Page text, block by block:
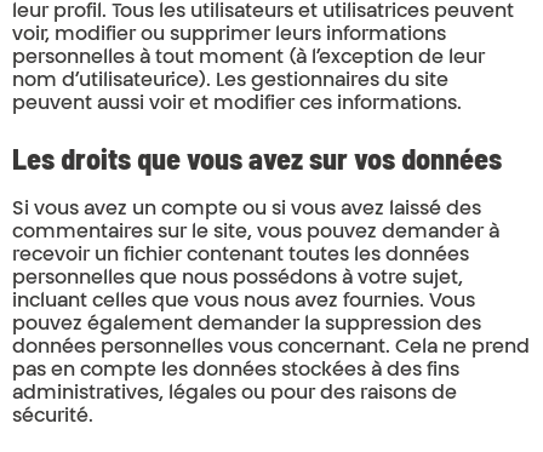
leur profil. Tous les utilisateurs et utilisatrices peuvent
voir, modifier ou supprimer leurs informations
personnelles à tout moment (à l’exception de leur
nom d’utilisateur·ice). Les gestionnaires du site
peuvent aussi voir et modifier ces informations.
Les droits que vous avez sur vos données
Si vous avez un compte ou si vous avez laissé des
commentaires sur le site, vous pouvez demander à
recevoir un fichier contenant toutes les données
personnelles que nous possédons à votre sujet,
incluant celles que vous nous avez fournies. Vous
pouvez également demander la suppression des
données personnelles vous concernant. Cela ne prend
pas en compte les données stockées à des fins
administratives, légales ou pour des raisons de
sécurité.